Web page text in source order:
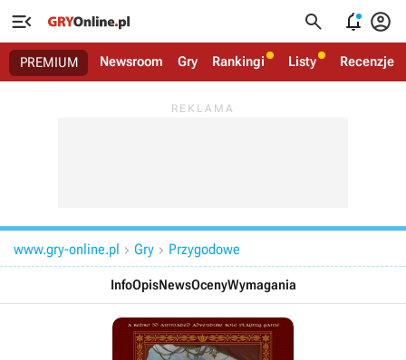
   
PREMIUM Newsroom Gry Rankingi Listy Recenzje
www.gry-online.pl  Gry  Przygodowe
InfoOpisNewsOcenyWymagania